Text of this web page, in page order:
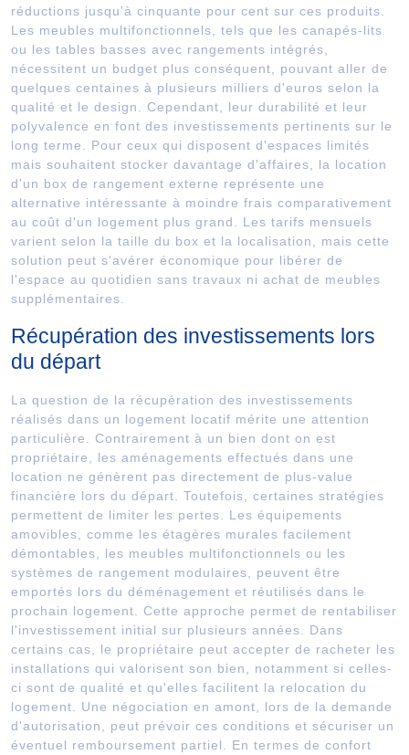
réductions jusqu'à cinquante pour cent sur ces produits.
Les meubles multifonctionnels, tels que les canapés-lits
ou les tables basses avec rangements intégrés,
nécessitent un budget plus conséquent, pouvant aller de
quelques centaines à plusieurs milliers d'euros selon la
qualité et le design. Cependant, leur durabilité et leur
polyvalence en font des investissements pertinents sur le
long terme. Pour ceux qui disposent d'espaces limités
mais souhaitent stocker davantage d'affaires, la location
d'un box de rangement externe représente une
alternative intéressante à moindre frais comparativement
au coût d'un logement plus grand. Les tarifs mensuels
varient selon la taille du box et la localisation, mais cette
solution peut s'avérer économique pour libérer de
l'espace au quotidien sans travaux ni achat de meubles
supplémentaires.
Récupération des investissements lors
du départ
La question de la récupération des investissements
réalisés dans un logement locatif mérite une attention
particulière. Contrairement à un bien dont on est
propriétaire, les aménagements effectués dans une
location ne génèrent pas directement de plus-value
financière lors du départ. Toutefois, certaines stratégies
permettent de limiter les pertes. Les équipements
amovibles, comme les étagères murales facilement
démontables, les meubles multifonctionnels ou les
systèmes de rangement modulaires, peuvent être
emportés lors du déménagement et réutilisés dans le
prochain logement. Cette approche permet de rentabiliser
l'investissement initial sur plusieurs années. Dans
certains cas, le propriétaire peut accepter de racheter les
installations qui valorisent son bien, notamment si celles-
ci sont de qualité et qu'elles facilitent la relocation du
logement. Une négociation en amont, lors de la demande
d'autorisation, peut prévoir ces conditions et sécuriser un
éventuel remboursement partiel. En termes de confort